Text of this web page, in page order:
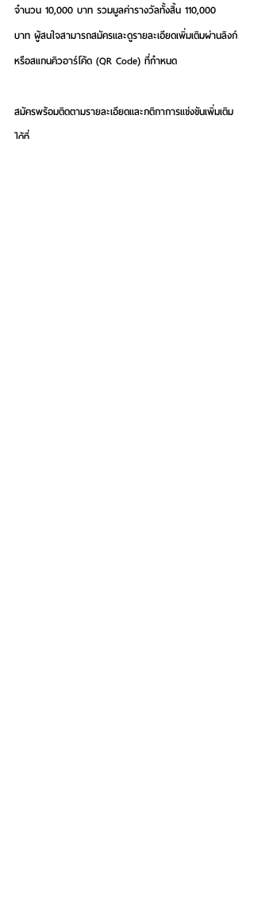
จำนวน 10,000 บาท รวมมูลค่ารางวัลทั้งสิ้น 110,000
บาท ผู้สนใจสามารถสมัครและดูรายละเอียดเพิ่มเติมผ่านลิงก์
หรือสแกนคิวอาร์โค้ด (QR Code) ที่กำหนด
สมัครพร้อมติดตามรายละเอียดและกติกาการแข่งขันเพิ่มเติม
ได้ที่